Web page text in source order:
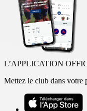
L’APPLICATION
Mettez le club dans votre